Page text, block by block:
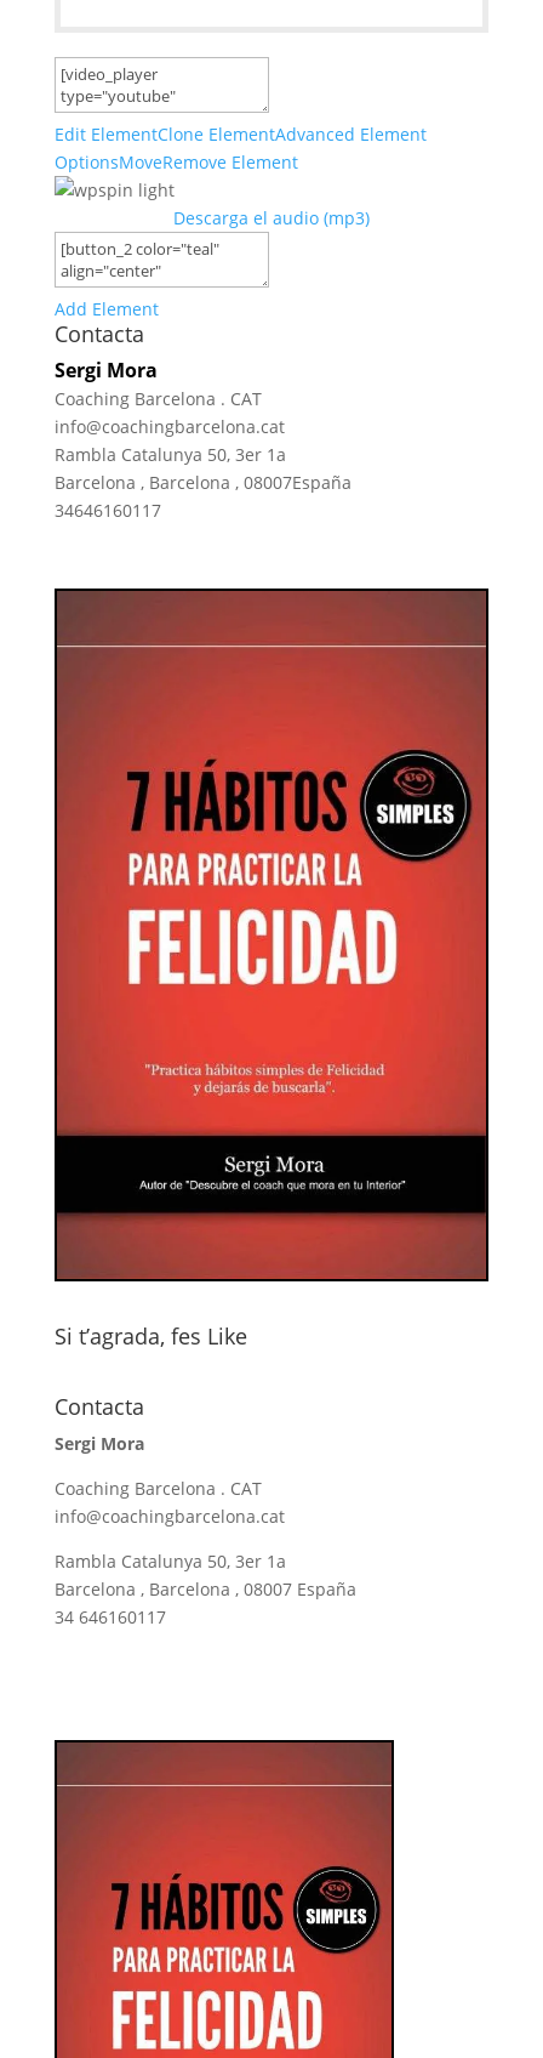
Edit ElementClone ElementAdvanced Element
OptionsMoveRemove Element
Descarga el audio (mp3)
Add Element
Contacta
Sergi Mora
Coaching Barcelona . CAT
info@coachingbarcelona.cat
Rambla Catalunya 50, 3er 1a
Barcelona , Barcelona , 08007España
34646160117
Si t’agrada, fes Like
Contacta
Sergi Mora
Coaching Barcelona . CAT
info@coachingbarcelona.cat
Rambla Catalunya 50, 3er 1a
Barcelona , Barcelona , 08007 España
34 646160117